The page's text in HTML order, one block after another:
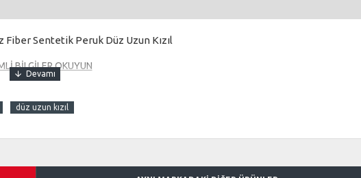
Fiber Sentetik Peruk Düz Uzun Kızıl
BİLGİLER OKUYUN
doğrultuda yapmaya çalışırsanız maşa tutmayacaktır. İşte bu
ve maşa işlemini yapmasını bilmezler.
düz uzun kızıl